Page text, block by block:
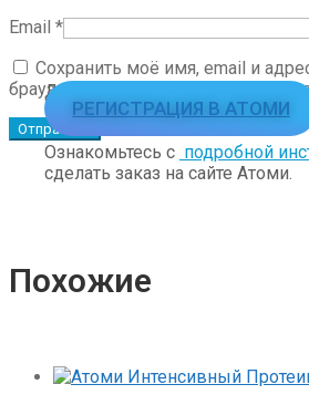
Email *
Сохранить моё имя, email и
браузере для последующих моих
Для заказа необходимо
РЕГИСТРАЦИЯ В АТОМИ
Ознакомьтесь с подробной
сделать заказ на сайте Атоми.
Похожие